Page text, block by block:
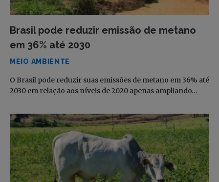
Brasil pode reduzir emissão de metano
em 36% até 2030
MEIO AMBIENTE
O Brasil pode reduzir suas emissões de metano em 36% até
2030 em relação aos níveis de 2020 apenas ampliando…